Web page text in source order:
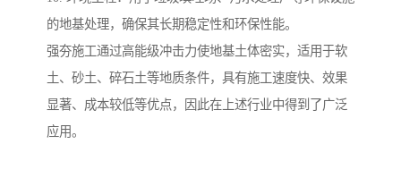
的地基处理，确保其长期稳定性和环保性能。
强夯施工通过高能级冲击力使地基土体密实，适用于软
土、砂土、碎石土等地质条件，具有施工速度快、效果
显著、成本较低等优点，因此在上述行业中得到了广泛
应用。